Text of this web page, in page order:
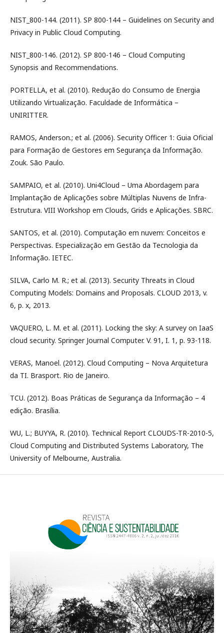
NIST_800-144. (2011). SP 800-144 – Guidelines on Security and
Privacy in Public Cloud Computing.
NIST_800-146. (2012). SP 800-146 – Cloud Computing
Synopsis and Recommendations.
PORTELLA, et al. (2010). Redução do Consumo de Energia
Utilizando Virtualização. Faculdade de Informática –
UNIRITTER.
RAMOS, Anderson.; et al. (2006). Security Officer 1: Guia Oficial
para Formação de Gestores em Segurança da Informação.
Zouk. São Paulo.
SAMPAIO, et al. (2010). Uni4Cloud – Uma Abordagem para
Implantação de Aplicações sobre Múltiplas Nuvens de Infra-
Estrutura. VIII Workshop em Clouds, Grids e Aplicações. SBRC.
SANTOS, et al. (2010). Computação em nuvem: Conceitos e
Perspectivas. Especialização em Gestão da Tecnologia da
Informação. IETEC.
SILVA, Carlo M. R.; et al. (2013). Security Threats in Cloud
Computing Models: Domains and Proposals. CLOUD 2013, v.
6, p. x, 2013.
VAQUERO, L. M. et al. (2011). Locking the sky: A survey on IaaS
cloud security. Springer Journal Computer. V. 91, I. 1, p. 93-118.
VERAS, Manoel. (2012). Cloud Computing – Nova Arquitetura
da TI. Brasport. Rio de Janeiro.
TCU. (2012). Boas Práticas de Segurança da Informação – 4
edição. Brasília.
WU, L.; BUYYA, R. (2010). Technical Report CLOUDS-TR-2010-5,
Cloud Computing and Distributed Systems Laboratory, The
University of Melbourne, Australia.